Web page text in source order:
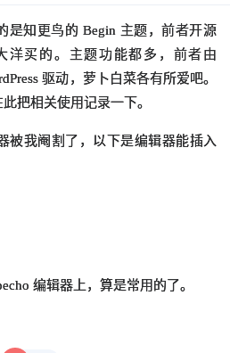
是知更鸟的 Begin 主题，前者开源
洋买的。主题功能都多，前者由
驱动，萝卜白菜各有所爱吧。
把相关使用记录一下。
被我阉割了，以下是编辑器能插入
编辑器上，算是常用的了。